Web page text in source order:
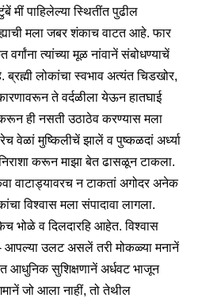
मीं पाहिलेल्या स्थितींत पुढील
मला जबर शंकाच वाटत आहे. फार
त्यांच्या मूळ नांवानें संबोधण्याचें
ब्रह्मी लोकांचा स्वभाव अत्यंत चिडखोर,
ते वर्दळीला येऊन हातघाई
ही नसती उठाठेव करण्यास मला
वेळां मुष्किलीचें झालें व पुष्कळदां अर्ध्या
निराशा करून माझा बेत ढासळून टाकला.
वाटाड्यावरच न टाकतां अगोदर अनेक
विश्वास मला संपादावा लागला.
भोळे व दिलदारहि आहेत. विश्वास
आपल्या उलट असलें तरी मोकळ्या मनानें
आधुनिक सुशिक्षणानें अर्धवट भाजून
जो आला नाहीं, तो तेथील